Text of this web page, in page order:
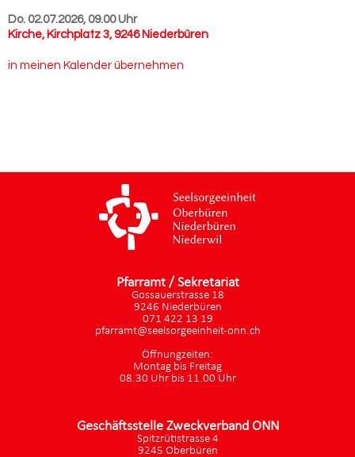
Do. 02.07.2026, 09.00 Uhr
Kirche, Kirchplatz 3, 9246 Niederbüren
in meinen Kalender übernehmen
Pfarramt / Sekretariat
Gossauerstrasse 18
9246 Niederbüren
071 422 13 19
pfarramt@seelsorgeeinheit-onn.ch
Öffnungzeiten:
Montag bis Freitag
08.30 Uhr bis 11.00 Uhr
Geschäftsstelle Zweckverband ONN
Spitzrütistrasse 4
9245 Oberbüren